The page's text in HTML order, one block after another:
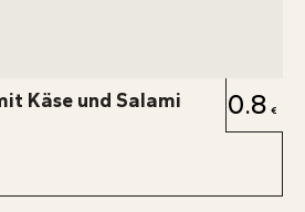
Käse und Salami
0.8